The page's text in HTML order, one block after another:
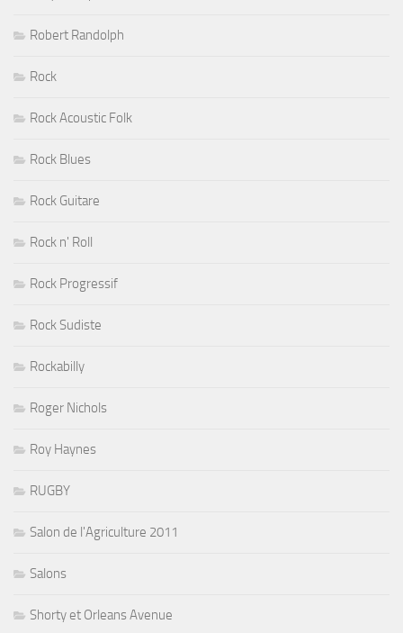
Robert Randolph
Rock
Rock Acoustic Folk
Rock Blues
Rock Guitare
Rock n' Roll
Rock Progressif
Rock Sudiste
Rockabilly
Roger Nichols
Roy Haynes
RUGBY
Salon de l'Agriculture 2011
Salons
Shorty et Orleans Avenue